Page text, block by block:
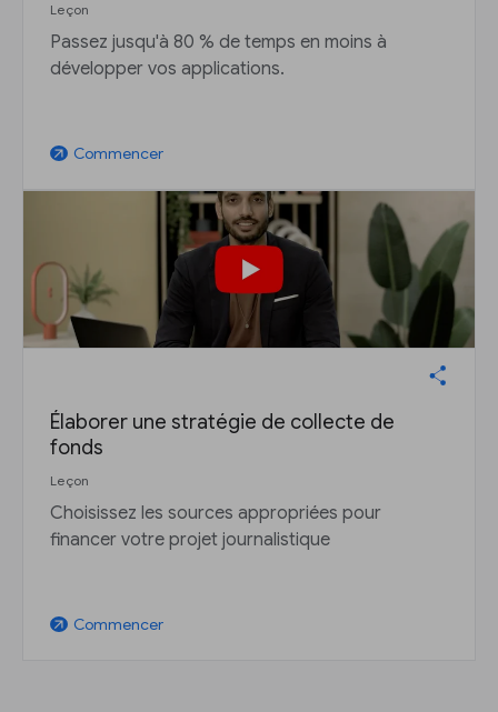
Leçon
Passez jusqu'à 80 % de temps en moins à
développer vos applications.
arrow_outward Commencer
Élaborer une stratégie de collecte de
fonds
Leçon
Choisissez les sources appropriées pour
financer votre projet journalistique
arrow_outward Commencer